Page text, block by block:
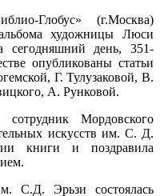
Глобус» (г.Москва)
альбома художницы Люси
день, 351-
опубликованы статьи
Г. Тулузаковой, В.
А. Рунковой.
Мордовского
искусств им. С. Д.
книги и поздравила
Эрьзи состоялась